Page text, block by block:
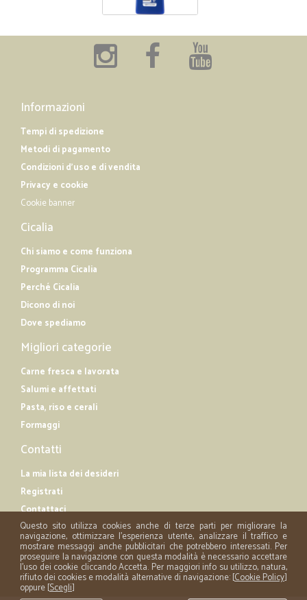
Informazioni
Tempi di spedizione
Metodi di pagamento
Condizioni d'uso e di vendita
Privacy e cookie
Cookie banner
Cicalia
Chi siamo e come funziona
Programma Cicalia
Perché Cicalia
Dicono di noi
Dove spediamo
Migliori categorie
Carne fresca e lavorata
Salumi e affettati
Pasta, riso e cerali
Formaggi
Contatti
La mia lista dei desideri
Registrati
Contattaci
Questo sito utilizza cookies anche di terze parti per migliorare la
navigazione, ottimizzare l'esperienza utente, analizzare il traffico e
mostrare messaggi anche pubblicitari che potrebbero interessati. Per
proseguire la navigazione con questa modalità è necessario accettare
l'uso dei cookie cliccando Accetta. Per maggiori info su utilizzo, natura,
rifiuto dei cookies e modalità alternative di navigazione: [Cookie Policy]
oppure [Scegli]